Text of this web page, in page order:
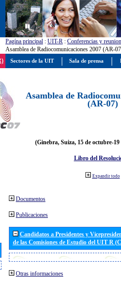
Pagína principal : UIT-R : Conferencias y
Asamblea de Radiocomunicaciones 2007 (AR-
Asamblea de
(AR-07)
(Ginebra, Suiza, 15 de octubre-19
Libro del
Expandir todo
Documentos
Publicaciones
Candidatos a Presidentes y
de las Comisiones de Estudio del UIT R
Otras informaciones
Sectores de la UIT Sala de prensa